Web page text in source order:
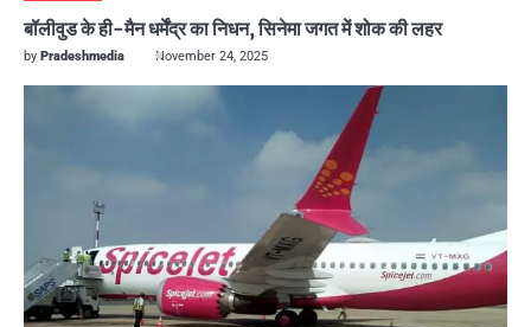
बॉलीवुड के ही-मैन धर्मेंद्र का निधन, सिनेमा जगत में शोक की लहर
by Pradeshmedia November 24, 2025